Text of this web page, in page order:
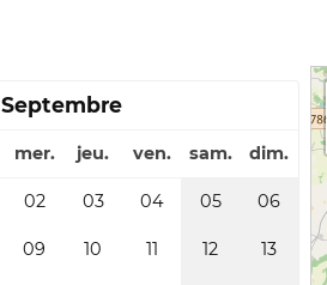
Septembre
mer. jeu. ven. sam. dim.
02 03 04 05 06
09 10 11 12 13